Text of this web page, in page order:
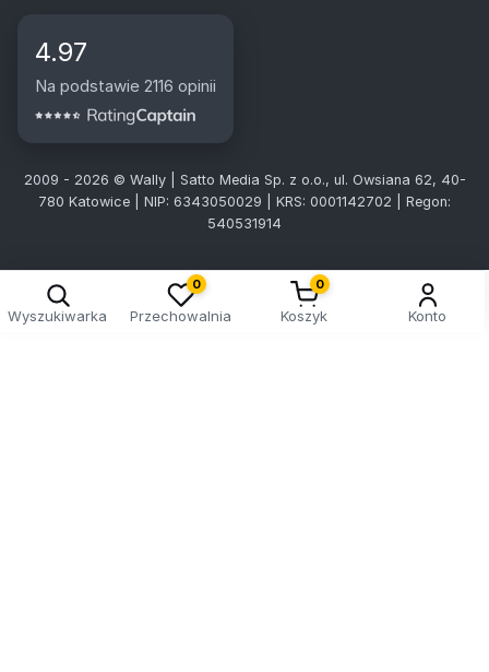
4.97
Na podstawie 2116 opinii
2009 - 2026 © Wally | Satto Media Sp. z o.o., ul. Owsiana 62, 40-
780 Katowice | NIP: 6343050029 | KRS: 0001142702 | Regon:
540531914
Wyszukiwarka
0
Przechowalnia
0
Koszyk Konto